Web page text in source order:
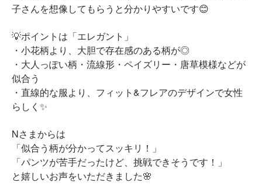
子さんを想像してもらうと分かりやすいです😊
💡ポイントは「エレガント」
・小花柄より、大胆で存在感のある柄が◎
・大人っぽい柄・流線形・ペイズリー・唐草模様などが
似合う
・直線的な服より、フィット&フレアのデザインで女性
らしく✨
Nさまからは
「似合う柄が分かってスッキリ！」
「パンツが苦手だったけど、挑戦できそうです！」
と嬉しいお声をいただきました🌸